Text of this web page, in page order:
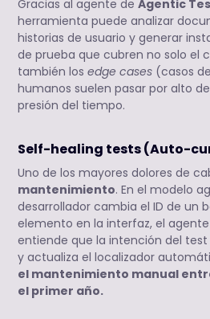
Gracias al agente deAgentic
herramienta puede analizar
historias de usuario y generar
de prueba que cubren no solo el
también losedge cases (casos
humanos suelen pasar por alto
presión del tiempo.
Self-healing tests (Auto-
Uno de los mayores dolores de
mantenimiento. En el modelo
desarrollador cambia el ID de un
elemento en la interfaz, el
entiende que la intención del
y actualiza el localizador
el mantenimiento manual
el primer año.